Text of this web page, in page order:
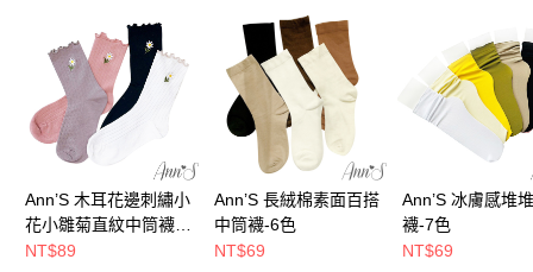
3 期 0 利率 每期 21家銀行
合作金庫商業銀行
第一商業銀行
華南商業銀行
彰化商業銀行
上海商業儲蓄銀行
台北富邦商業銀行
國泰世華商業銀行
兆豐國際商業銀行
臺灣中小企業銀行
台中商業銀行
匯豐（台灣）商業銀行
華泰商業銀行
聯邦商業銀行
遠東國際商業銀行
元大商業銀行
6 期 0 利率 每期NT$396 21家銀行
合作金庫商業銀行
第一商業銀行
華南商業銀行
彰化商業銀行
上海商業儲蓄銀行
台北富邦商業銀行
國泰世華商業銀行
兆豐國際商業銀行
臺灣中小企業銀行
台中商業銀行
匯豐（台灣）商業銀行
購物金
LINE Pay
Apple Pay
Ann’S 木耳花邊刺繡小
花小雛菊直紋中筒襪-4
色
NT$89
Ann’S 長絨棉素面百搭
中筒襪-6色
NT$69
Ann’S 冰膚感堆
襪-7色
NT$69